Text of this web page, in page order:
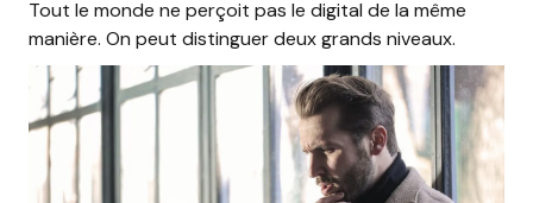
Tout le monde ne perçoit pas le digital de la même
manière. On peut distinguer deux grands niveaux.